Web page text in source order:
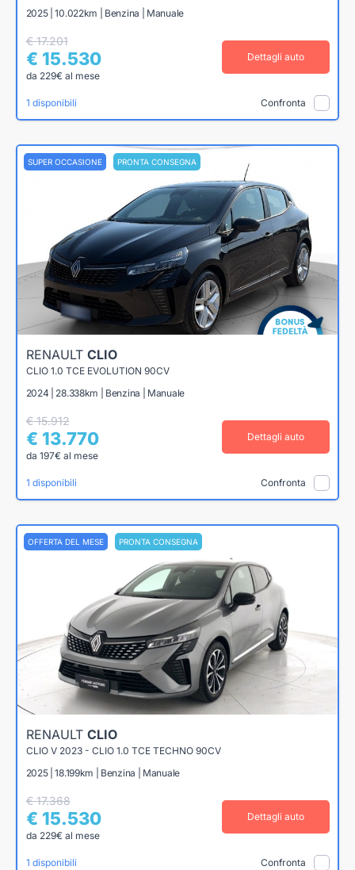
2025 | 10.022km | Benzina | Manuale
€ 17.201
€ 15.530
da 229€ al mese
Dettagli auto
1 disponibili Confronta
SUPER OCCASIONE PRONTA CONSEGNA
RENAULT CLIO
CLIO 1.0 TCE EVOLUTION 90CV
2024 | 28.338km | Benzina | Manuale
€ 15.912
€ 13.770
da 197€ al mese
Dettagli auto
1 disponibili Confronta
OFFERTA DEL MESE PRONTA CONSEGNA
RENAULT CLIO
CLIO V 2023 - CLIO 1.0 TCE TECHNO 90CV
2025 | 18.199km | Benzina | Manuale
€ 17.368
€ 15.530
da 229€ al mese
Dettagli auto
1 disponibili Confronta